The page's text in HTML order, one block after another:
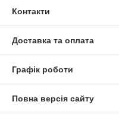
Контакти
Доставка та оплата
Графік роботи
Повна версія сайту